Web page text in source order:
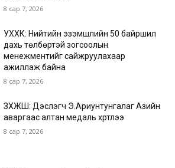
8 сар 7, 2026
УХХК: Нийтийн эзэмшлийн 50 байршил
дахь төлбөртэй зогсоолын
менежментийг сайжруулахаар
ажиллаж байна
8 сар 7, 2026
ЗХЖШ: Дэслэгч Э.Ариунтунгалаг Азийн
аваргаас алтан медаль хүртлээ
8 сар 7, 2026